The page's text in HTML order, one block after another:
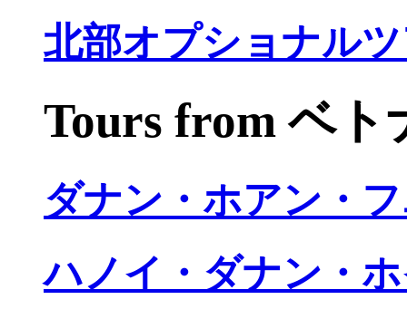
北部オプショナル
Tours from ベト
ダナン・ホアン・
ハノイ・ダナン・